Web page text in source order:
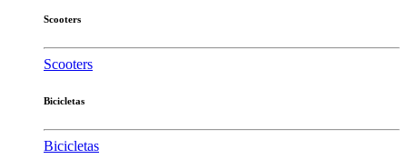
Scooters
Scooters
Bicicletas
Bicicletas